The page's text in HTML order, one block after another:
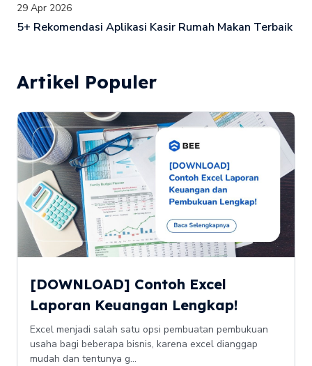
29 Apr 2026
5+ Rekomendasi Aplikasi Kasir Rumah Makan Terbaik
Artikel Populer
[DOWNLOAD] Contoh Excel
Laporan Keuangan Lengkap!
Excel menjadi salah satu opsi pembuatan pembukuan
usaha bagi beberapa bisnis, karena excel dianggap
mudah dan tentunya g...